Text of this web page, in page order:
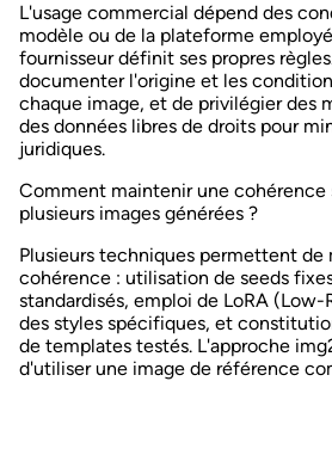
L'usage commercial dépend des
modèle ou de la plateforme
fournisseur définit ses propres
documenter l'origine et les
chaque image, et de privilégier des
des données libres de droits pour
juridiques.
Comment maintenir une
plusieurs images générées ?
Plusieurs techniques permettent de
cohérence : utilisation de seeds
standardisés, emploi de LoRA
des styles spécifiques, et
de templates testés. L'approche
d'utiliser une image de référence